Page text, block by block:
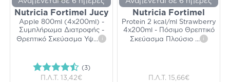
Nutricia Fortimel Jucy
Apple 800ml (4x200ml) -
Συμπλήρωμα Διατροφής -
Θρεπτικό Σκεύασμα Υψ... i
(3)
Π.Λ.Τ. 13,42€
Nutricia Fortimel
Protein 2 kcal/ml Strawberry
4x200ml - Πόσιμο Θρεπτικό
Σκεύασμα Πλούσιο ... i
Π.Λ.Τ. 15,66€